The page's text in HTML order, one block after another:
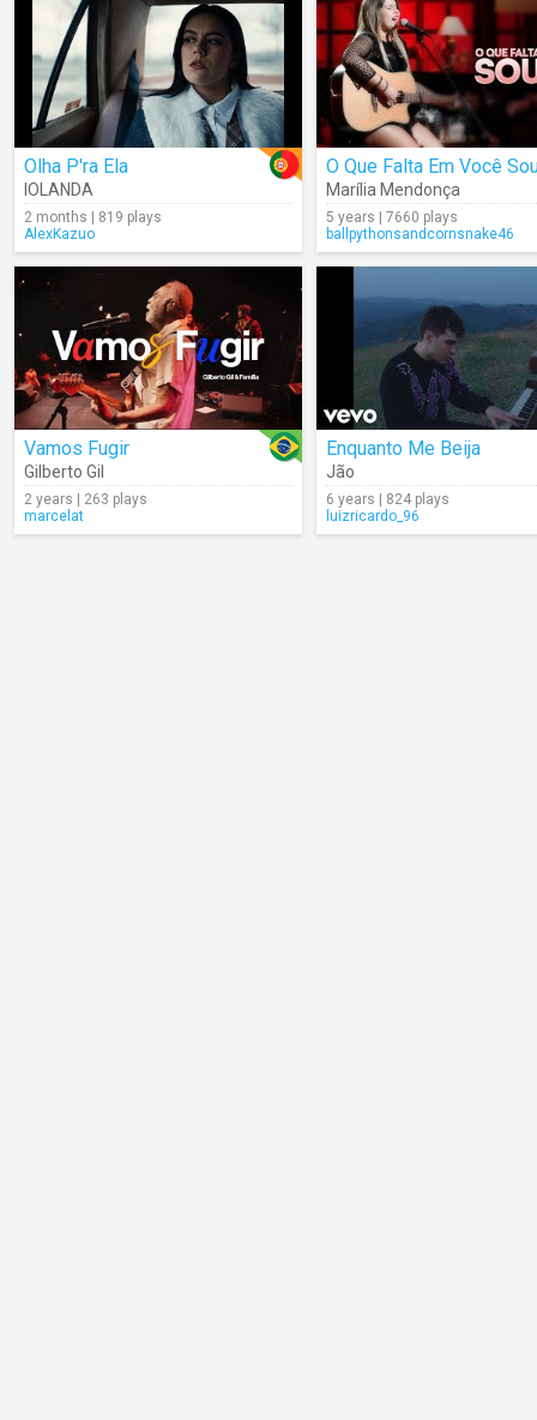
Olha P'ra Ela
IOLANDA
2 months | 819 plays
AlexKazuo
O Que Falta Em Você
Marília Mendonça
5 years | 7660 plays
ballpythonsandcornsnake46
Vamos Fugir
Gilberto Gil
2 years | 263 plays
marcelat
Enquanto Me Beija
Jão
6 years | 824 plays
luizricardo_96